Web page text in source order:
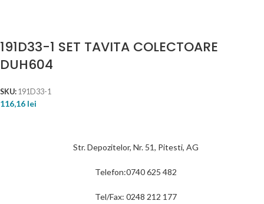
191D33-1 SET TAVITA COLECTOARE
DUH604
SKU: 191D33-1
116,16 lei
Str. Depozitelor, Nr. 51, Pitesti, AG
Telefon:0740 625 482
Tel/Fax: 0248 212 177